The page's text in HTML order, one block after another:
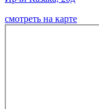
смотреть на карте